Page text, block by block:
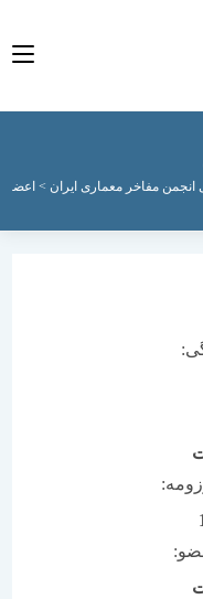
معماری ایران > اعضای فعال